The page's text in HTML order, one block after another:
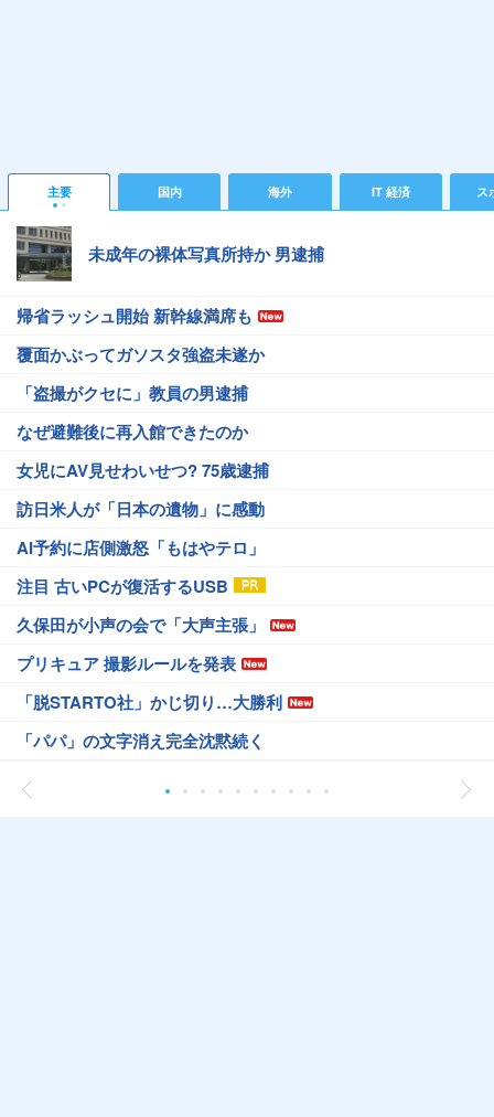
主要 国内 海外 IT 経済 ス
未成年の裸体写真所持か 男逮捕
帰省ラッシュ開始 新幹線満席も
覆面かぶってガソスタ強盗未遂か
「盗撮がクセに」教員の男逮捕
なぜ避難後に再入館できたのか
女児にAV見せわいせつ? 75歳逮捕
訪日米人が「日本の遺物」に感動
AI予約に店側激怒「もはやテロ」
注目 古いPCが復活するUSB
久保田が小声の会で「大声主張」
プリキュア 撮影ルールを発表
「脱STARTO社」かじ切り…大勝利
「パパ」の文字消え完全沈黙続く